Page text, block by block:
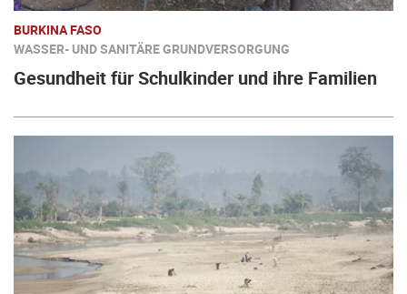
BURKINA FASO
WASSER- UND SANITÄRE GRUNDVERSORGUNG
Gesundheit für Schulkinder und ihre Familien